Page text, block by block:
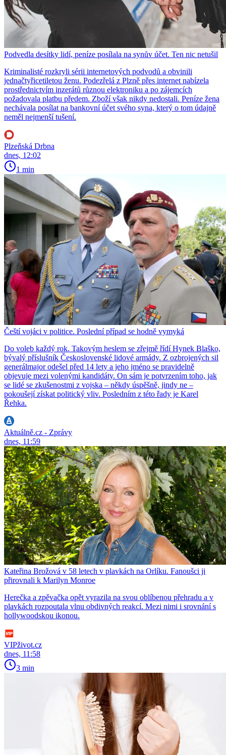
Podvedla desítky lidí, peníze posílala na synův účet. Ten nic netušil
Kriminalisté rozkryli sérii internetových podvodů a obvinili
jednačtyřicetiletou ženu. Podezřelá z Plzně přes internet nabízela
prostřednictvím inzerátů různou elektroniku a po zájemcích
požadovala platbu předem. Zboží však nikdy nedostali. Peníze žena
nechávala posílat na bankovní účet svého syna, který o tom údajně
neměl nejmenší tušení.
Plzeňská Drbna
dnes, 12:02
1 min
Čeští vojáci v politice. Poslední případ se hodně vymyká
Do voleb každý rok. Takovým heslem se zřejmě řídí Hynek Blaško,
bývalý příslušník Československé lidové armády. Z ozbrojených sil
generálmajor odešel před 14 lety a jeho jméno se pravidelně
objevuje mezi volenými kandidáty. On sám je potvrzením toho, jak
se lidé se zkušenostmi z vojska – někdy úspěšně, jindy ne –
pokoušejí získat politický vliv. Posledním z této řady je Karel
Řehka.
Aktuálně.cz - Zprávy
dnes, 11:59
Kateřina Brožová v 58 letech v plavkách na Orlíku. Fanoušci ji
přirovnali k Marilyn Monroe
Herečka a zpěvačka opět vyrazila na svou oblíbenou přehradu a v
plavkách rozpoutala vlnu obdivných reakcí. Mezi nimi i srovnání s
hollywoodskou ikonou.
VIPživot.cz
dnes, 11:58
3 min